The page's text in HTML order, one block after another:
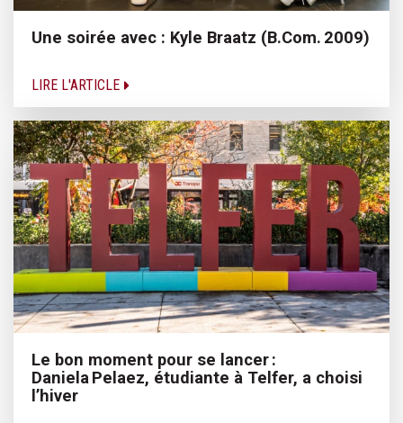
Une soirée avec : Kyle Braatz (B.Com. 2009)
LIRE L'ARTICLE
Le bon moment pour se lancer :
Daniela Pelaez, étudiante à Telfer, a choisi
l’hiver